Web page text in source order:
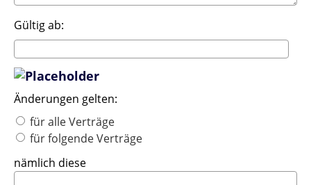
Gültig ab:
Änderungen gelten:
für alle Verträge
für folgende Verträge
nämlich diese